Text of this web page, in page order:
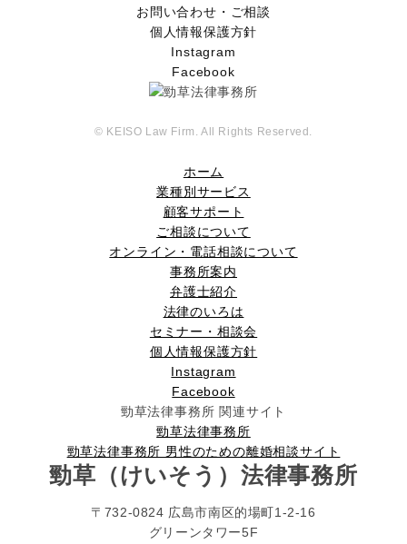
お問い合わせ・ご相談
個人情報保護方針
Instagram
Facebook
© KEISO Law Firm. All Rights Reserved.
ホーム
業種別サービス
顧客サポート
ご相談について
オンライン・電話相談について
事務所案内
弁護士紹介
法律のいろは
セミナー・相談会
個人情報保護方針
Instagram
Facebook
勁草法律事務所 関連サイト
勁草法律事務所
勁草法律事務所 男性のための離婚相談サイト
勁草 （けいそう） 法律事務所
〒732-0824 広島市南区的場町1-2-16
グリーンタワー5F